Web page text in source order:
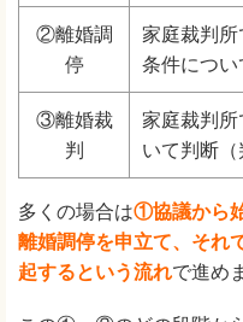
②離婚調
停
家庭裁判
条件につ
③離婚裁
判
家庭裁判
いて判断（
多くの場合は①協議から
離婚調停を申立て、それ
起するという流れで進め